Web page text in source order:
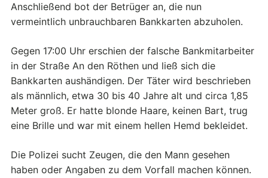
Anschließend bot der Betrüger an, die nun
vermeintlich unbrauchbaren Bankkarten abzuholen.
Gegen 17:00 Uhr erschien der falsche Bankmitarbeiter
in der Straße An den Röthen und ließ sich die
Bankkarten aushändigen. Der Täter wird beschrieben
als männlich, etwa 30 bis 40 Jahre alt und circa 1,85
Meter groß. Er hatte blonde Haare, keinen Bart, trug
eine Brille und war mit einem hellen Hemd bekleidet.
Die Polizei sucht Zeugen, die den Mann gesehen
haben oder Angaben zu dem Vorfall machen können.